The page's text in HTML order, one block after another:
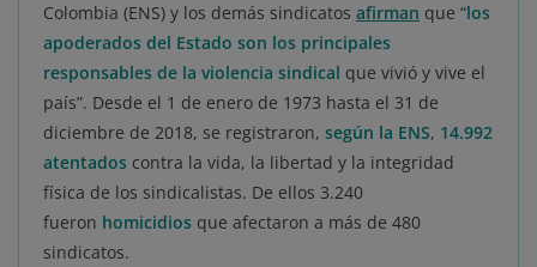
Colombia (ENS) y los demás sindicatos afirman que “los
apoderados del Estado son los principales
responsables de la violencia sindical que vivió y vive el
país”. Desde el 1 de enero de 1973 hasta el 31 de
diciembre de 2018, se registraron, según la ENS, 14.992
atentados contra la vida, la libertad y la integridad
física de los sindicalistas. De ellos 3.240
fueron homicidios que afectaron a más de 480
sindicatos.